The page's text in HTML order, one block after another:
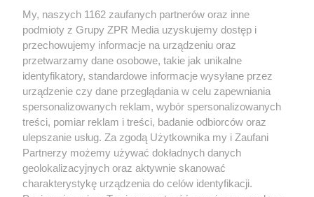
My, naszych 1162 zaufanych partnerów oraz inne
podmioty z Grupy ZPR Media uzyskujemy dostęp i
przechowujemy informacje na urządzeniu oraz
przetwarzamy dane osobowe, takie jak unikalne
identyfikatory, standardowe informacje wysyłane przez
urządzenie czy dane przeglądania w celu zapewniania
spersonalizowanych reklam, wybór spersonalizowanych
treści, pomiar reklam i treści, badanie odbiorców oraz
ulepszanie usług. Za zgodą Użytkownika my i Zaufani
Partnerzy możemy używać dokładnych danych
geolokalizacyjnych oraz aktywnie skanować
charakterystykę urządzenia do celów identyfikacji.